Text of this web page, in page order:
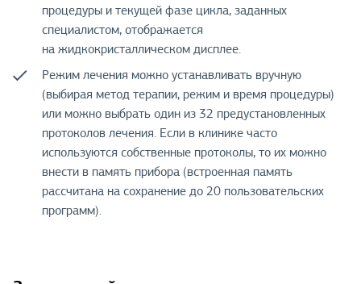
процедуры и текущей фазе цикла, заданных
специалистом, отображается
на жидкокристаллическом дисплее.
Режим лечения можно устанавливать вручную
(выбирая метод терапии, режим и время процедуры)
или можно выбрать один из 32 предустановленных
протоколов лечения. Если в клинике часто
используются собственные протоколы, то их можно
внести в память прибора (встроенная память
рассчитана на сохранение до 20 пользовательских
программ).